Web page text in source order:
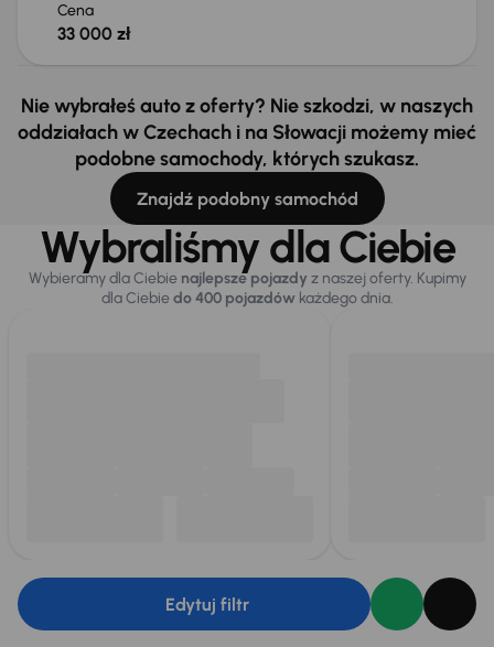
Cena
33 000 zł
Nie wybrałeś auto z oferty? Nie szkodzi, w naszych
oddziałach w Czechach i na Słowacji możemy mieć
podobne samochody, których szukasz.
Znajdź podobny samochód
Wybraliśmy dla Ciebie
Wybieramy dla Ciebie najlepsze pojazdy z naszej oferty. Kupimy
dla Ciebiedo 400 pojazdówkażdego dnia.
Edytuj filtr